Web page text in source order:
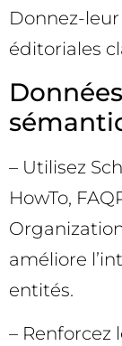
Donnez-
éditoriales
– Utilisez
HowTo,
améliore
entités.
– Renforcez